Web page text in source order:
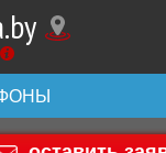
44 586 05 44